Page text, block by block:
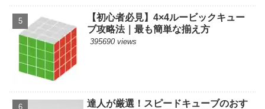
【初心者必見】4×4ルービックキュー
ブ攻略法｜最も簡単な揃え方
395690 views
達人が厳選！スピードキューブのおす